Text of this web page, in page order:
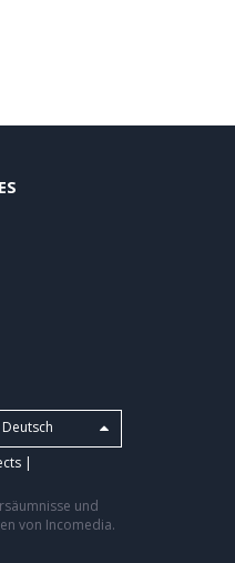
Deutsch
|
und
von Incomedia.